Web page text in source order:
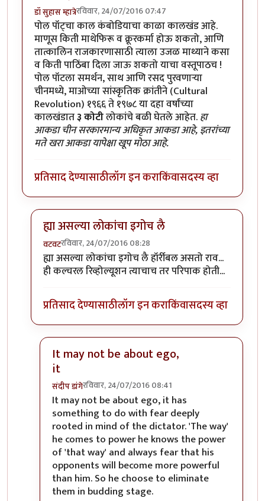
डॉ सुहास म्हात्रेरविवार, 24/07/2016 07:47
पोल पॉट्चा काल कंबोडियाचा काळा कालखंड आहे.
माणूस किती माथेफिरू व क्रूरकर्मा होऊ शकतो, आणि
तात्कालिन राजकारणासाठी त्याला उजळ माथ्याने कसा
व किती पाठिंबा दिला जाऊ शकतो याचा वस्तूपाठच !
पोल पॉटला समर्थन, साथ आणि रसद पुरवणार्‍या
चीनमध्ये, माओच्या सांस्कृतिक क्रांतीने (Cultural
Revolution) १९६६ ते १९७८ या दहा वर्षांच्या
कालखंडात३ कोटीलोकांचे बळी घेतले आहेत.हा
आकडा चीन सरकारमान्य अधिकृत आकडा आहे, इतरांच्या
मते खरा आकडा यापेक्षा खूप मोठा आहे.
प्रतिसाद देण्यासाठीलॉग इन कराकिंवासदस्य व्हा
ह्या असल्या लोकांचा इगोच लै
वटवटरविवार, 24/07/2016 08:28
In reply toपोल पॉट्चा काल कंबोडियाचाbyडॉ सुहास म्हात्रे
ह्या असल्या लोकांचा इगोच लै हॉर्रीबल असतो राव...
ही कल्चरल रिव्होल्यूशन त्याचाच तर परिपाक होती...
प्रतिसाद देण्यासाठीलॉग इन कराकिंवासदस्य व्हा
It may not be about ego,
it
संदीप डांगेरविवार, 24/07/2016 08:41
In reply toह्या असल्या लोकांचा इगोच लै
It may not be about ego, it has
something to do with fear deeply
rooted in mind of the dictator. 'The way'
he comes to power he knows the power
of 'that way' and always fear that his
opponents will become more powerful
than him. So he choose to eliminate
them in budding stage.